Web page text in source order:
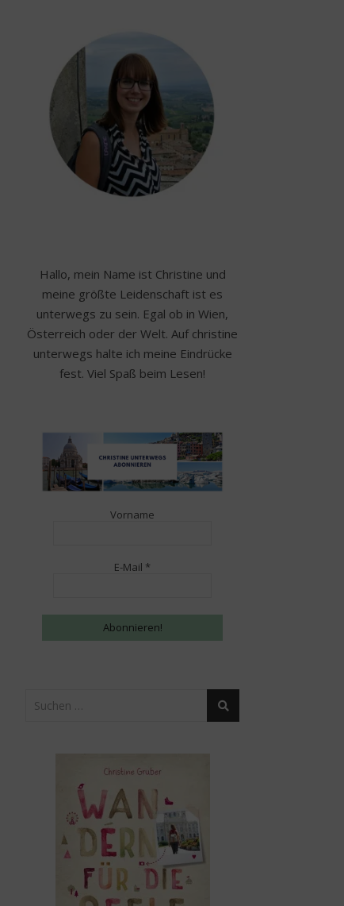
Hallo, mein Name ist Christine und
meine größte Leidenschaft ist es
unterwegs zu sein. Egal ob in Wien,
Österreich oder der Welt. Auf christine
unterwegs halte ich meine Eindrücke
fest. Viel Spaß beim Lesen!
Vorname
E-Mail *